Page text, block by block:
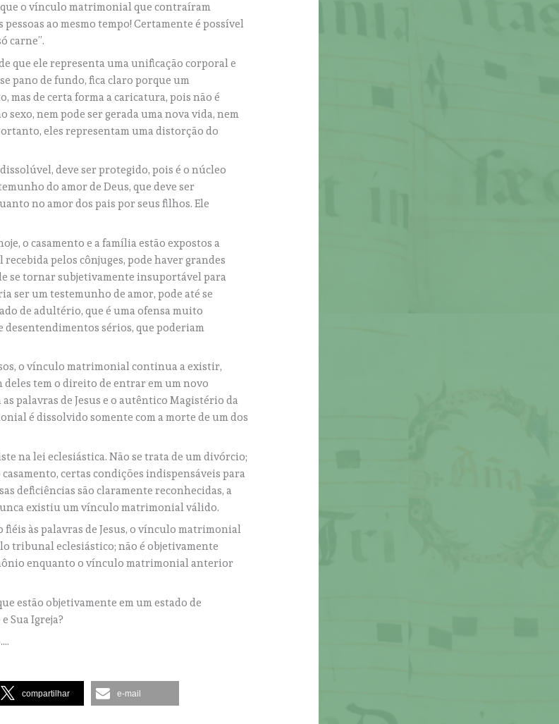
que o vínculo matrimonial que contraíram
ao mesmo tempo! Certamente é possível
carne”.
que ele representa uma unificação corporal e
pano de fundo, fica claro porque um
mas de certa forma a caricatura, pois não é
sexo, nem pode ser gerada uma nova vida, nem
eles representam uma distorção do
deve ser protegido, pois é o núcleo
do amor de Deus, que deve ser
no amor dos pais por seus filhos. Ele
o casamento e a família estão expostos a
recebida pelos cônjuges, pode haver grandes
se tornar subjetivamente insuportável para
ser um testemunho de amor, pode até se
de adultério, que é uma ofensa muito
sérios, que poderiam
o vínculo matrimonial continua a existir,
deles tem o direito de entrar em um novo
palavras de Jesus e o autêntico Magistério da
é dissolvido somente com a morte de um dos
na lei eclesiástica. Não se trata de um divórcio;
certas condições indispensáveis para
deficiências são claramente reconhecidas, a
existiu um vínculo matrimonial válido.
fiéis às palavras de Jesus, o vínculo matrimonial
tribunal eclesiástico; não é objetivamente
enquanto o vínculo matrimonial anterior
estão objetivamente em um estado de
Sua Igreja?
compartilhar e-mail